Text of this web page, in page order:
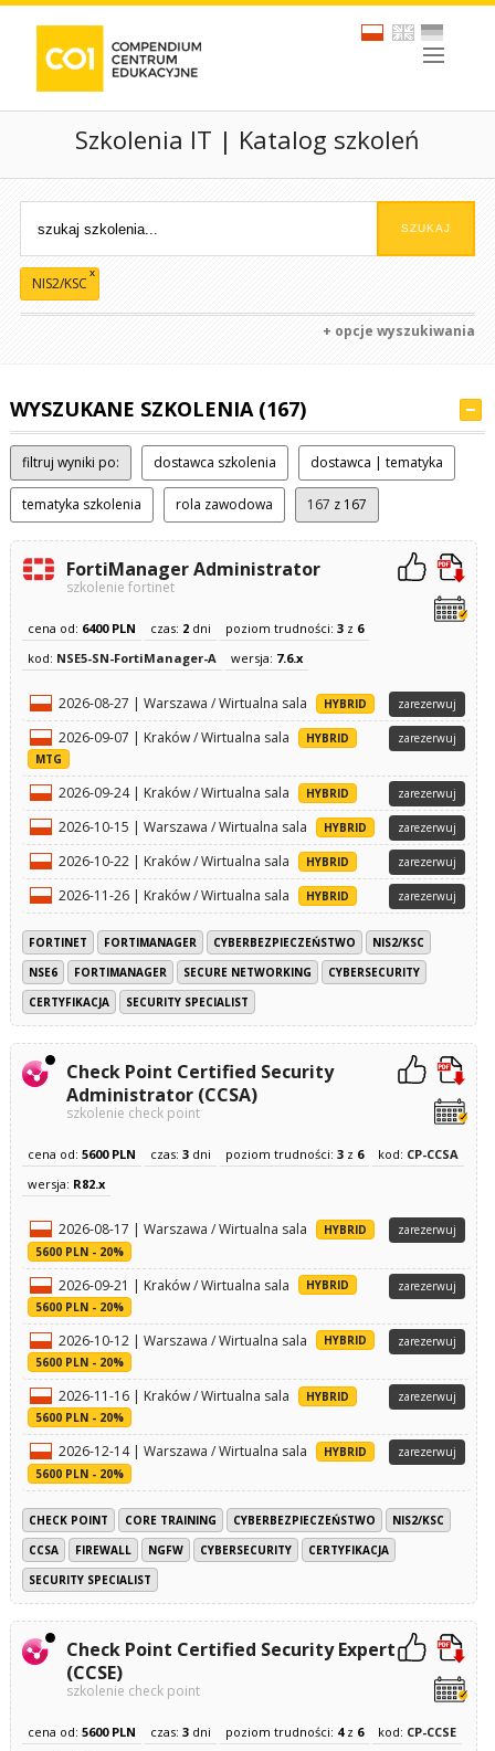
Szkolenia IT | Katalog szkoleń
NIS2/KSC
x
+ opcje wyszukiwania
WYSZUKANE SZKOLENIA (167)
filtruj wyniki po: dostawca szkolenia dostawca | tematyka
tematyka szkolenia rola zawodowa 167 z 167
FortiManager Administrator
szkolenie fortinet
cena od: 6400 PLN czas: 2dni poziom trudności: 3z 6
kod: NSE5-SN-FortiManager-A wersja: 7.6.x
2026-08-27 | Warszawa / Wirtualna sala HYBRID zarezerwuj
2026-09-07 | Kraków / Wirtualna sala
HYBRID
MTG
zarezerwuj
2026-09-24 | Kraków / Wirtualna sala HYBRID zarezerwuj
2026-10-15 | Warszawa / Wirtualna sala HYBRID zarezerwuj
2026-10-22 | Kraków / Wirtualna sala HYBRID zarezerwuj
2026-11-26 | Kraków / Wirtualna sala HYBRID zarezerwuj
FORTINET FORTIMANAGER CYBERBEZPIECZEŃSTWO
NIS2/KSC
NSE6
FORTIMANAGER SECURE NETWORKING
CYBERSECURITY
CERTYFIKACJA
SECURITY SPECIALIST
Check Point Certified Security
Administrator (CCSA)
szkolenie check point
cena od: 5600 PLN czas: 3dni poziom trudności: 3z 6 kod: CP-CCSA
wersja: R82.x
2026-08-17 | Warszawa / Wirtualna sala
HYBRID
5600 PLN - 20%
zarezerwuj
2026-09-21 | Kraków / Wirtualna sala
HYBRID
5600 PLN - 20%
zarezerwuj
2026-10-12 | Warszawa / Wirtualna sala
HYBRID
5600 PLN - 20%
zarezerwuj
2026-11-16 | Kraków / Wirtualna sala
HYBRID
5600 PLN - 20%
zarezerwuj
2026-12-14 | Warszawa / Wirtualna sala
HYBRID
5600 PLN - 20%
zarezerwuj
CHECK POINT CORE TRAINING CYBERBEZPIECZEŃSTWO
NIS2/KSC
CCSA
FIREWALL NGFW CYBERSECURITY
CERTYFIKACJA
SECURITY SPECIALIST
Check Point Certified Security Expert
(CCSE)
szkolenie check point
cena od: 5600 PLN czas: 3dni poziom trudności: 4z 6 kod: CP-CCSE